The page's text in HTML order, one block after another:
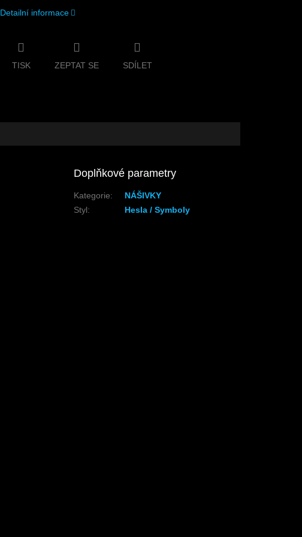
Detailní informace
TISK ZEPTAT SE SDÍLET
Doplňkové parametry
Kategorie:
NÁŠIVKY
Styl: Hesla / Symboly